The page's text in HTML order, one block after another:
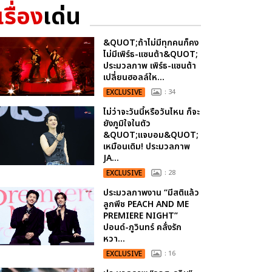
รื่องเด่น
&QUOT;ถ้าไม่มีทุกคนก็คง
ไม่มีเพิร์ธ-แซนต้า&QUOT;
ประมวลภาพ เพิร์ธ-แซนต้า
เปลี่ยนฮอลล์ให...
EXCLUSIVE : 34
ไม่ว่าจะวันนี้หรือวันไหน ก็จะ
ยังภูมิใจในตัว
&QUOT;แจบอม&QUOT;
เหมือนเดิม! ประมวลภาพ
JA...
EXCLUSIVE : 28
ประมวลภาพงาน “มีสติแล้ว
ลูกพีช PEACH AND ME
PREMIERE NIGHT”
ปอนด์-ภูวินทร์ คลั่งรัก
หวา...
EXCLUSIVE : 16